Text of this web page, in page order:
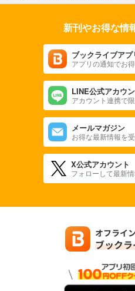
新刊やお得な情
ブックライブアプ
アプリの通知でお
LINE公式アカウ
アカウント連携で
メールマガジン
お得な最新情報を
X公式アカウント
フォローして最新